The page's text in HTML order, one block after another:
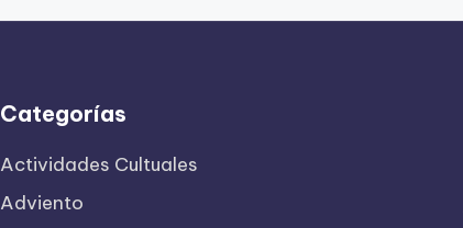
Categorías
Actividades Cultuales
Adviento